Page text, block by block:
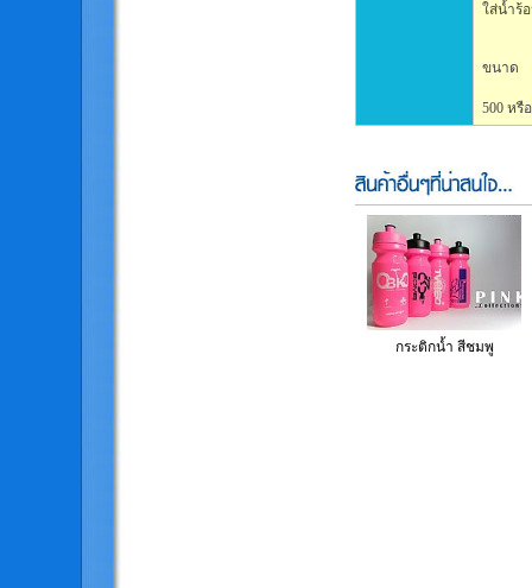
ใส่น้ำร้
ขนาด
500 หรื
กระติกน้ำ สีชมพู